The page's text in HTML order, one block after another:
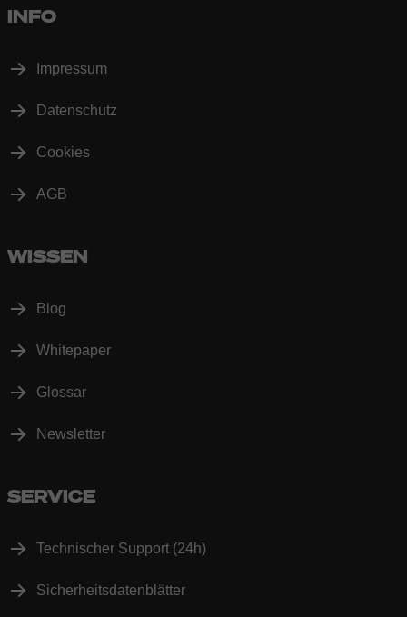
INFO
Impressum
Datenschutz
Cookies
AGB
WISSEN
Blog
Whitepaper
Glossar
Newsletter
SERVICE
Technischer Support (24h)
Sicherheitsdatenblätter